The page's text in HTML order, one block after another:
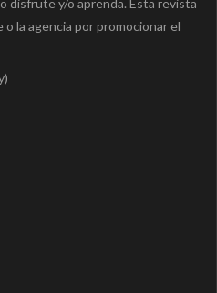
disfrute y/o aprenda. Esta revista
la agencia por promocionar el